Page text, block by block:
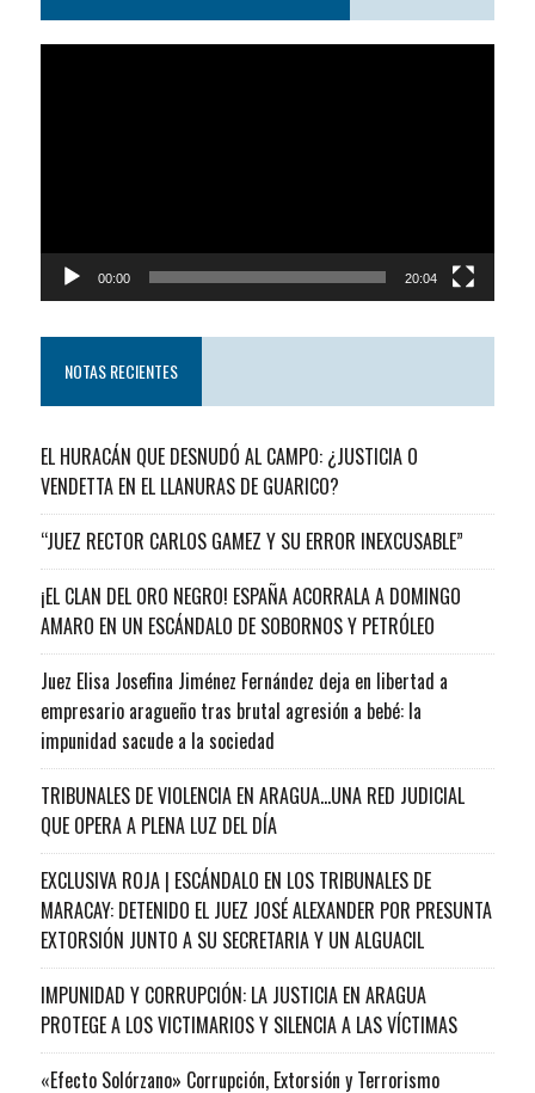
00:00 20:04
NOTAS RECIENTES
EL HURACÁN QUE DESNUDÓ AL CAMPO: ¿JUSTICIA O
VENDETTA EN EL LLANURAS DE GUARICO?
“JUEZ RECTOR CARLOS GAMEZ Y SU ERROR INEXCUSABLE”
¡EL CLAN DEL ORO NEGRO! ESPAÑA ACORRALA A DOMINGO
AMARO EN UN ESCÁNDALO DE SOBORNOS Y PETRÓLEO
Juez Elisa Josefina Jiménez Fernández deja en libertad a
empresario aragueño tras brutal agresión a bebé: la
impunidad sacude a la sociedad
TRIBUNALES DE VIOLENCIA EN ARAGUA…UNA RED JUDICIAL
QUE OPERA A PLENA LUZ DEL DÍA
EXCLUSIVA ROJA | ESCÁNDALO EN LOS TRIBUNALES DE
MARACAY: DETENIDO EL JUEZ JOSÉ ALEXANDER POR PRESUNTA
EXTORSIÓN JUNTO A SU SECRETARIA Y UN ALGUACIL
IMPUNIDAD Y CORRUPCIÓN: LA JUSTICIA EN ARAGUA
PROTEGE A LOS VICTIMARIOS Y SILENCIA A LAS VÍCTIMAS
«Efecto Solórzano» Corrupción, Extorsión y Terrorismo